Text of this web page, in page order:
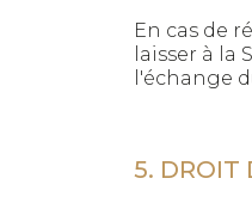
En cas de
laisser à
l'échange
5. DROIT